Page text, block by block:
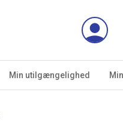
Min utilgængelighed